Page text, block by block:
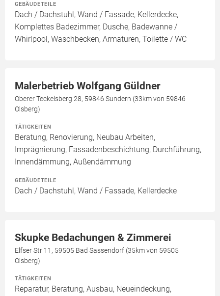
GEBÄUDETEILE
Dach / Dachstuhl, Wand / Fassade, Kellerdecke,
Komplettes Badezimmer, Dusche, Badewanne /
Whirlpool, Waschbecken, Armaturen, Toilette / WC
Malerbetrieb Wolfgang Güldner
Oberer Teckelsberg 28, 59846 Sundern (33km von 59846
Olsberg)
TÄTIGKEITEN
Beratung, Renovierung, Neubau Arbeiten,
Imprägnierung, Fassadenbeschichtung, Durchführung,
Innendämmung, Außendämmung
GEBÄUDETEILE
Dach / Dachstuhl, Wand / Fassade, Kellerdecke
Skupke Bedachungen & Zimmerei
Elfser Str 11, 59505 Bad Sassendorf (35km von 59505
Olsberg)
TÄTIGKEITEN
Reparatur, Beratung, Ausbau, Neueindeckung,